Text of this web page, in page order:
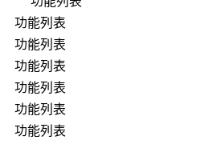
功能列表
功能列表
功能列表
功能列表
功能列表
功能列表